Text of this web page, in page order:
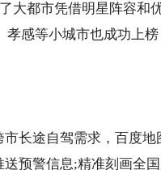
大都市凭借明星阵容
孝感等小城市也成功上
长途自驾需求，百度
预警信息;精准刻画全